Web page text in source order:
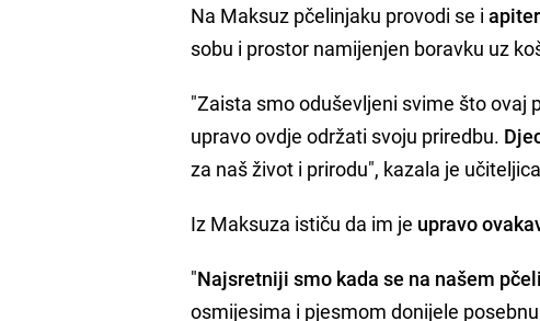
Na Maksuz pčelinjaku provodi se i
sobu i prostor namijenjen boravku uz
"Zaista smo oduševljeni svime što ovaj
upravo ovdje održati svoju priredbu.
za naš život i prirodu", kazala je
Iz Maksuza ističu da im je upravo
"Najsretniji smo kada se na našem
osmijesima i pjesmom donijele